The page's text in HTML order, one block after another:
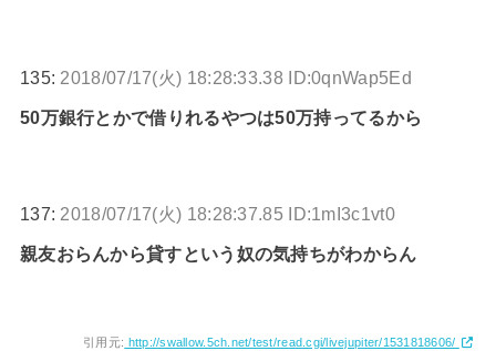
135: 2018/07/17(火) 18:28:33.38 ID:0qnWap5Ed
50万銀行とかで借りれるやつは50万持ってるから
137: 2018/07/17(火) 18:28:37.85 ID:1mI3c1vt0
親友おらんから貸すという奴の気持ちがわからん
引用元: http://swallow.5ch.net/test/read.cgi/livejupiter/1531818606/